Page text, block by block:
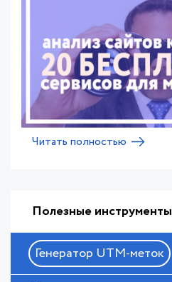
Читать полностью
Полезные инструменты
Генератор UTM-меток